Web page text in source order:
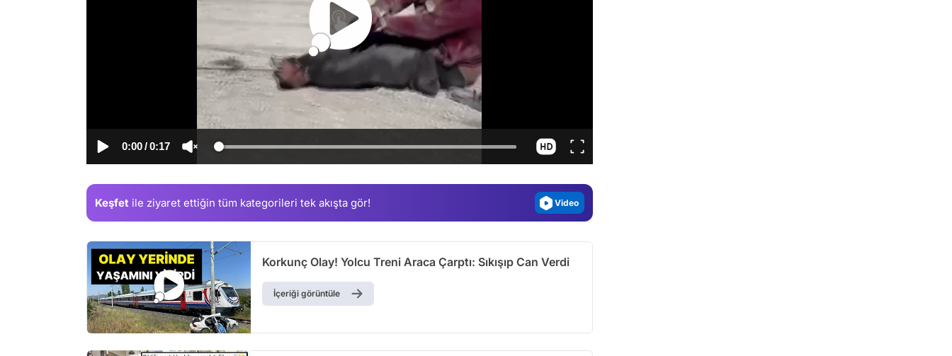
0:00/0:17
Keşfet ile ziyaret ettiğin tüm kategorileri tek akışta gör!
Gündem
Video
Korkunç Olay! Yolcu Treni Araca Çarptı: Sıkışıp Can Verdi
İçeriği görüntüle